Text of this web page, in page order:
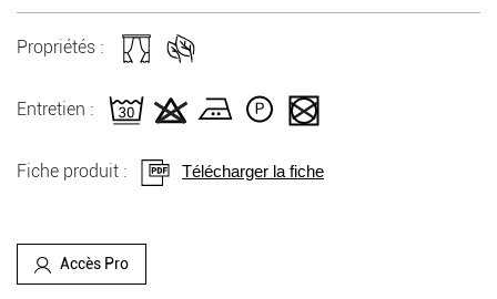
Propriétés :
Entretien :
Fiche produit : Télécharger la fiche
Accès Pro